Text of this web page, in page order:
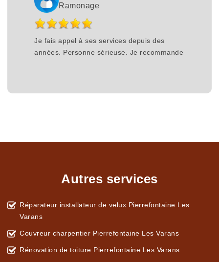
Ramonage
Je fais appel à ses services depuis des
années. Personne sérieuse. Je recommande
Autres services
Réparateur installateur de velux Pierrefontaine Les
Varans
Couvreur charpentier Pierrefontaine Les Varans
Rénovation de toiture Pierrefontaine Les Varans